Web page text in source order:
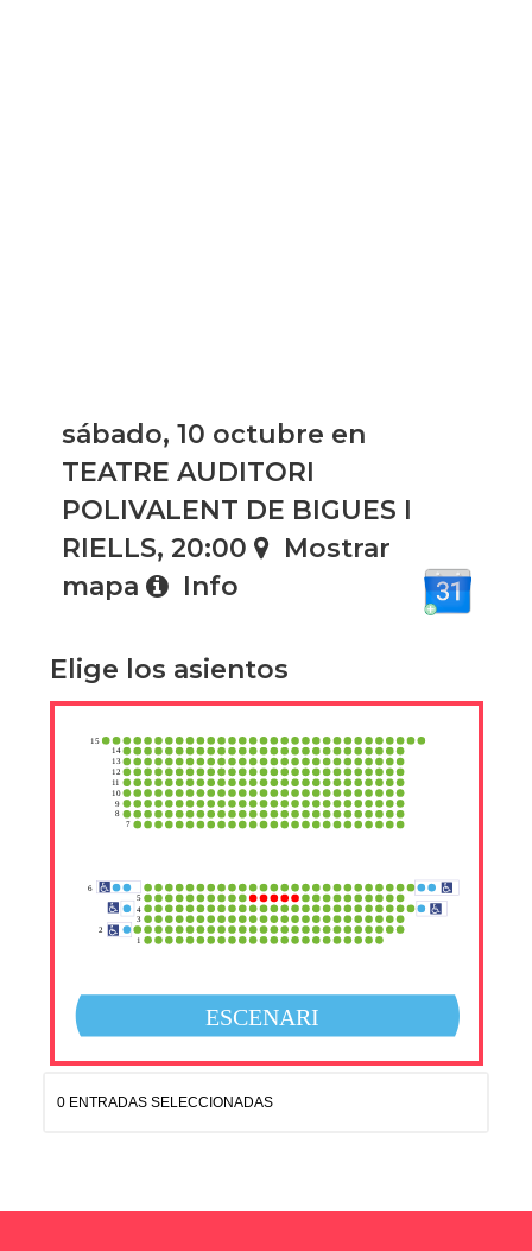
sábado, 10 octubre en
TEATRE AUDITORI
POLIVALENT DE BIGUES I
RIELLS, 20:00
Mostrar
mapa
Info
Elige los asientos
15
14
13
12
1 1
10
9
8
7
6
5
4
3
2
1
ESCENARI
0 ENTRADAS SELECCIONADAS